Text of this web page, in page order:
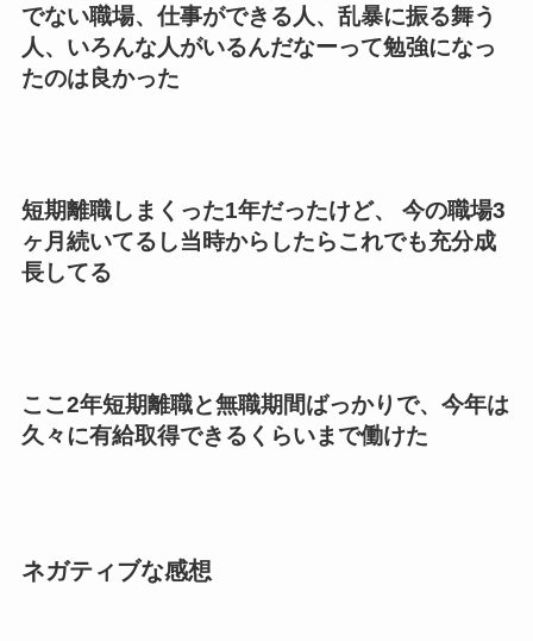
でない職場、仕事ができる人、乱暴に振る舞う
人、いろんな人がいるんだなーって勉強になっ
たのは良かった
短期離職しまくった1年だったけど、 今の職場3
ヶ月続いてるし当時からしたらこれでも充分成
長してる
ここ2年短期離職と無職期間ばっかりで、今年は
久々に有給取得できるくらいまで働けた
ネガティブな感想